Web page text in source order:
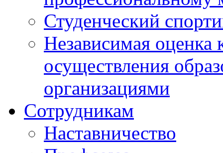
Студенческий
Независимая оценка
осуществления
организациями
Сотрудникам
Наставничество